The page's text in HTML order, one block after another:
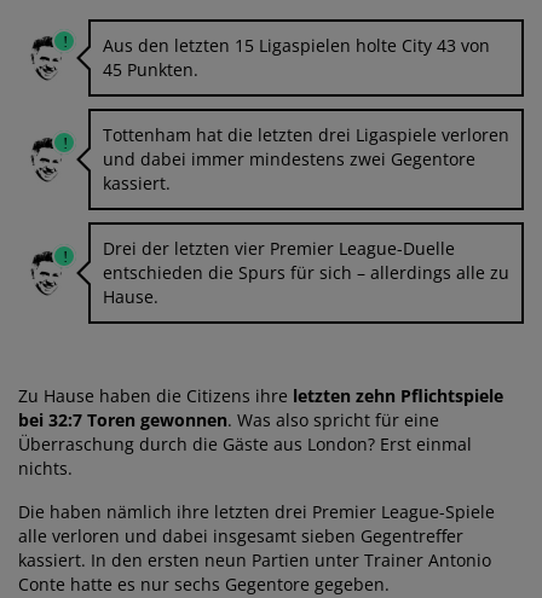
Aus den letzten 15 Ligaspielen holte City 43 von
45 Punkten.
Tottenham hat die letzten drei Ligaspiele verloren
und dabei immer mindestens zwei Gegentore
kassiert.
Drei der letzten vier Premier League-Duelle
entschieden die Spurs für sich – allerdings alle zu
Hause.
Zu Hause haben die Citizens ihre letzten zehn Pflichtspiele
bei 32:7 Toren gewonnen. Was also spricht für eine
Überraschung durch die Gäste aus London? Erst einmal
nichts.
Die haben nämlich ihre letzten drei Premier League-Spiele
alle verloren und dabei insgesamt sieben Gegentreffer
kassiert. In den ersten neun Partien unter Trainer Antonio
Conte hatte es nur sechs Gegentore gegeben.